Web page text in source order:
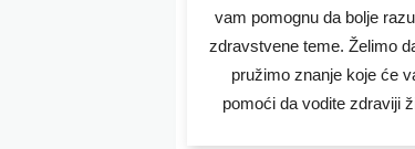
vam pomognu da bolje
zdravstvene teme. Želimo
pružimo znanje koje će
pomoći da vodite zdraviji